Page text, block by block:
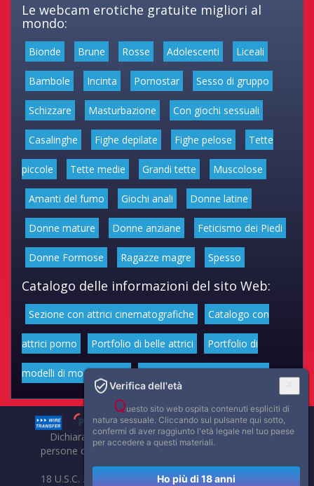
Le webcam erotiche gratuite migliori al
mondo:
Bionde Brune Rosse Adolescenti Liceali
Bambole Incinta Pornostar Sesso di gruppo
Schizzare Masturbazione Con giochi sessuali
Casalinghe Fighe depilate Fighe pelose Tette
piccole Tette medie Grandi tette Muscolose
Amanti del fumo Giochi anali Donne latine
Donne mature Donne anziane Feticismo dei Piedi
Donne Formose Ragazze magre Spesso
Catalogo delle informazioni del sito Web:
Sezione con attrici cinematografiche Catalogo con
attrici porno Portfolio di belle attrici Portfolio di
modelli di moda volgari Affascinanti star dello sport
Dichiarazione di non responsabilità: tutti i membri e le
persone che compaiono su questo sito hanno almeno 18
anni.
18 U.S.C. 2257 Record-Keeping Requirements Compliance
Verifica dell'età
Questo sito web ospita contenuti espliciti di
natura sessuale. Cliccando sul pulsante qui sotto,
confermi di aver raggiunto l'età legale nel tuo paese
per accedere a questi materiali.
Ho più di 18 anni